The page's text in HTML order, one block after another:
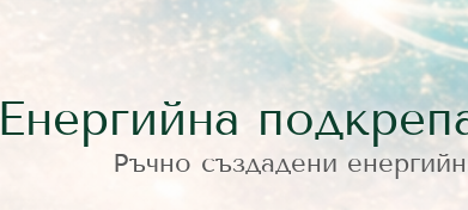
Енергийна
Ръчно създадени